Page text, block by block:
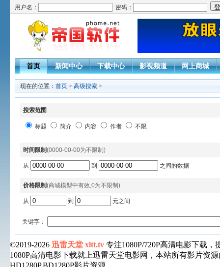
用户名： 密码：
首页 新闻中心 下载中心 影视频道 网上商城
现在的位置： 首页 > 高级搜索 >
搜索范围
标题 简介 内容 作者 不限
时间限制(0000-00-00为不限制)
从 到 之间的数据
价格限制(商城模型中有效,0为不限制)
从 到 元之间
关键字：
©2019-2026 迅雷天堂 xltt.tv 专注1080P/720P高清电影下载
1080P高清电影下载就上迅雷天堂电影网，本站所有影片资
HD1280P,BD1280P影片资源。